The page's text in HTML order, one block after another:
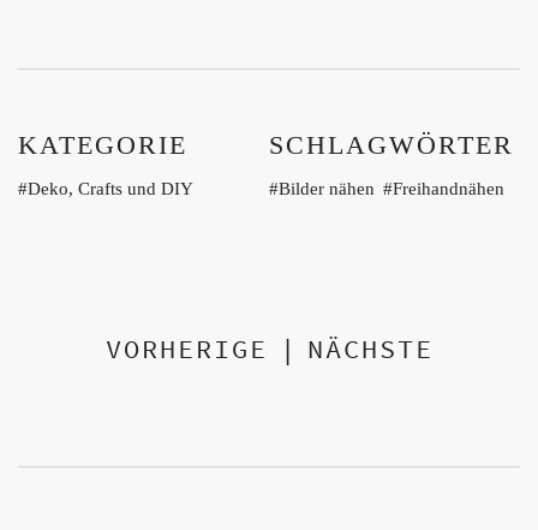
KATEGORIE
Deko, Crafts und DIY
SCHLAGWÖRTER
Bilder nähen Freihandnähen
VORHERIGE | NÄCHSTE